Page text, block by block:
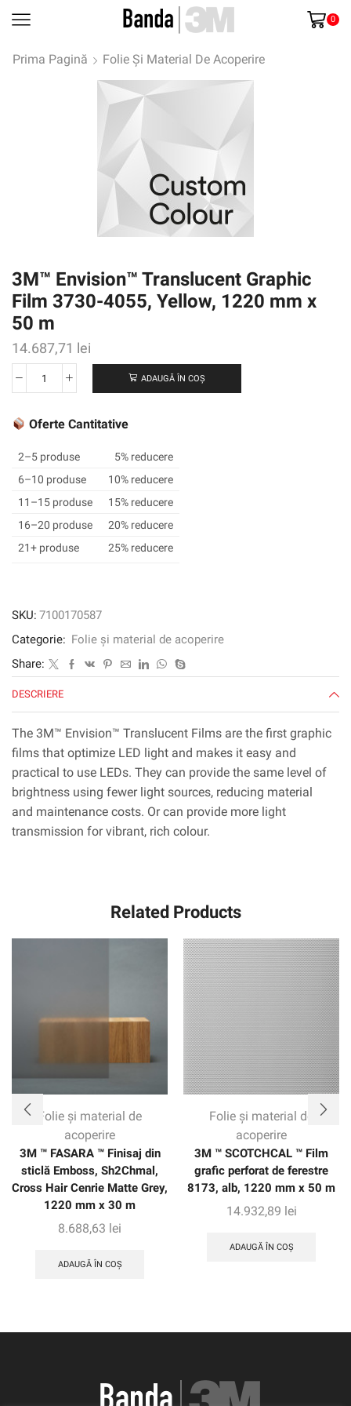
0
Prima Pagină Folie Și Material De Acoperire
3M™ Envision™ Translucent Graphic
Film 3730-4055, Yellow, 1220 mm x
50 m
14.687,71 lei
Cantitate
Envision™
Graphic
Film
3730-
4055,
Yellow,
1220
m
ADAUGĂ ÎN COȘ
Oferte Cantitative
2–5 produse
5% reducere
6–10 produse
10% reducere
11–15 produse
15% reducere
16–20 produse
20% reducere
21+ produse
25% reducere
SKU: 7100170587
Categorie: Folie și material de acoperire
Share:
DESCRIERE
The 3M™ Envision™ Translucent Films are the first graphic
films that optimize LED light and makes it easy and
practical to use LEDs. They can provide the same level of
brightness using fewer light sources, reducing material
and maintenance costs. Or can provide more light
transmission for vibrant, rich colour.
Related Products
Folie și material de
acoperire
3M ™ FASARA ™ Finisaj din
sticlă Emboss, Sh2Chmal,
Cross Hair Cenrie Matte Grey,
1220 mm x 30 m
8.688,63 lei
ADAUGĂ ÎN COȘ
Folie și material de
acoperire
3M ™ SCOTCHCAL ™ Film
grafic perforat de ferestre
8173, alb, 1220 mm x 50 m
14.932,89 lei
ADAUGĂ ÎN COȘ